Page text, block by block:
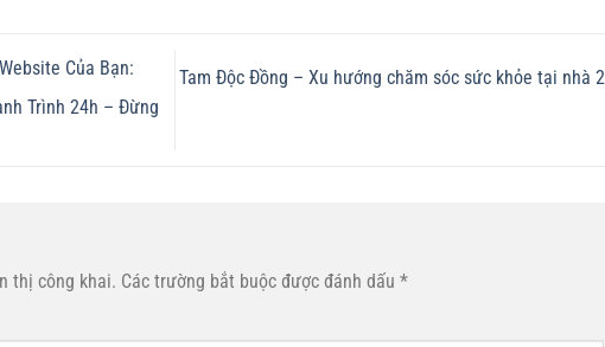
Của Bạn:
Trình 24h – Đừng
Tam Độc Đồng – Xu hướng chăm sóc sức khỏe tại nhà
thị công khai. Các trường bắt buộc được đánh dấu *